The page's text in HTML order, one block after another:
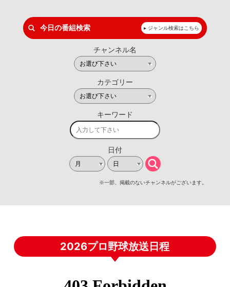
2026プロ野球放送日程